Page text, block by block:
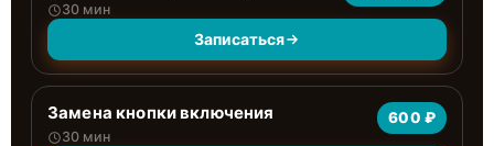
30 мин
Записаться
Замена кнопки включения
30 мин
600 ₽